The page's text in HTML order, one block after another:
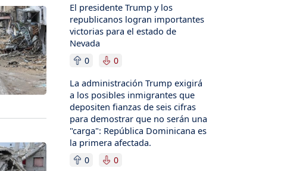
El presidente Trump y los
republicanos logran importantes
victorias para el estado de
Nevada
0 0
La administración Trump exigirá
a los posibles inmigrantes que
depositen fianzas de seis cifras
para demostrar que no serán una
"carga": República Dominicana es
la primera afectada.
0 0